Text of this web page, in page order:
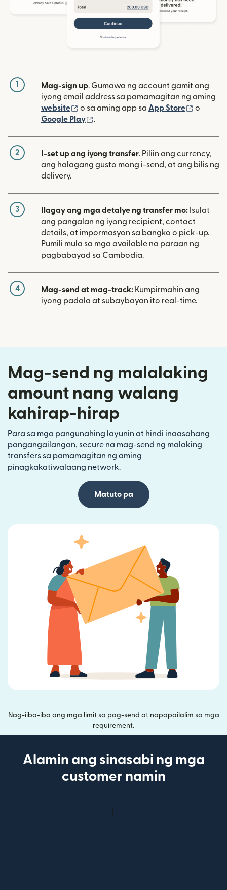
1 Mag-sign up. Gumawa ng account gamit ang
iyong email address sa pamamagitan ng aming
website
(bubukas sa bagong window)
o sa aming app sa App Store
o
Google Play
.
2 I-set up ang iyong transfer. Piliin ang currency,
ang halagang gusto mong i-send, at ang bilis ng
delivery.
3 Ilagay ang mga detalye ng transfer mo: Isulat
ang pangalan ng iyong recipient, contact
details, at impormasyon sa bangko o pick-up.
Pumili mula sa mga available na paraan ng
pagbabayad sa Cambodia.
4 Mag-send at mag-track: Kumpirmahin ang
iyong padala at subaybayan ito real-time.
Mag-send ng malalaking
amount nang walang
kahirap-hirap
Para sa mga pangunahing layunin at hindi inaasahang
pangangailangan, secure na mag-send ng malaking
transfers sa pamamagitan ng aming
pinagkakatiwalaang network.
Matuto pa
Nag-iiba-iba ang mga limit sa pag-send at napapailalim sa mga
requirement.
Alamin ang sinasabi ng mga
customer namin